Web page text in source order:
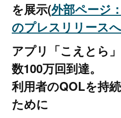
を展示(外部ページ
のプレスリリースへ
アプリ「こえとら
数100万回到達。
利用者のQOLを持
ために